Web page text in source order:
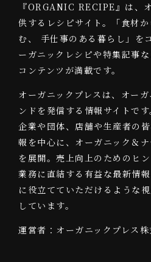
『ORGANIC RECIPE』は、
供するレシピサイト。「食材
む、 手仕事のある暮らし」を
ーガニックレシピや特集記事
コンテンツが満載です。
オーガニックプレスは、オー
ンドを発信する情報サイトで
企業や団体、店舗や生産者の
報を中心に、オーガニック＆
を展開。売上向上のためのヒ
業務に直結する有益な最新情
に役立てていただけるような
しています。
運営者：オーガニックプレス